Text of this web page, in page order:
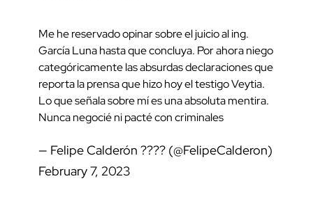
Me he reservado opinar sobre el juicio al ing.
García Luna hasta que concluya. Por ahora niego
categóricamente las absurdas declaraciones que
reporta la prensa que hizo hoy el testigo Veytia.
Lo que señala sobre mí es una absoluta mentira.
Nunca negocié ni pacté con criminales
— Felipe Calderón ???? (@FelipeCalderon)
February 7, 2023